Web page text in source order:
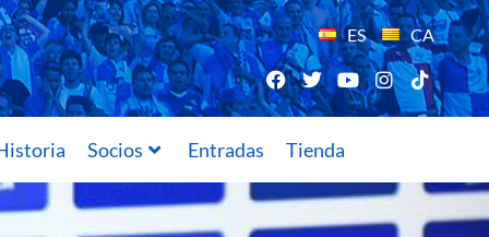
ES CA
Socios Entradas Tienda